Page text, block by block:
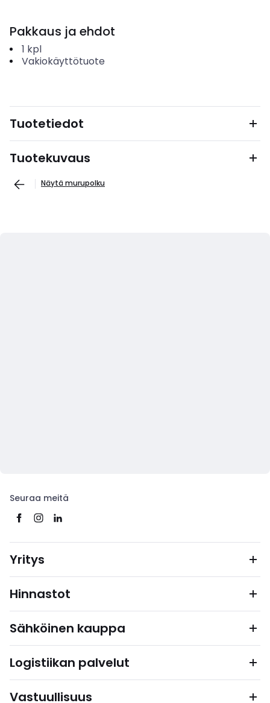
Pakkaus ja ehdot
1 kpl
Vakiokäyttötuote
Tuotetiedot
Tuotekuvaus
Näytä murupolku
Seuraa meitä
Yritys
Hinnastot
Sähköinen kauppa
Logistiikan palvelut
Vastuullisuus